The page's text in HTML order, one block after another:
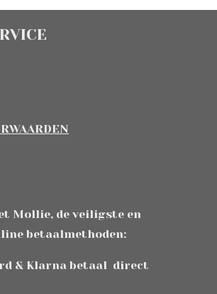
Mollie, de veiligste en
betaalmethoden:
& Klarna betaal direct